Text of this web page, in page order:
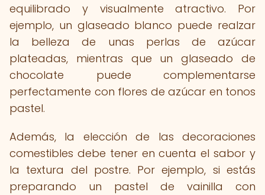
equilibrado y visualmente atractivo. Por
ejemplo, un glaseado blanco puede realzar
la belleza de unas perlas de azúcar
plateadas, mientras que un glaseado de
chocolate puede complementarse
perfectamente con flores de azúcar en tonos
pastel.
Además, la elección de las decoraciones
comestibles debe tener en cuenta el sabor y
la textura del postre. Por ejemplo, si estás
preparando un pastel de vainilla con